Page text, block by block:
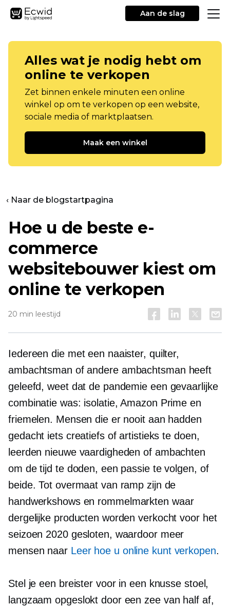
Aan de slag
Alles wat je nodig hebt om
online te verkopen
Zet binnen enkele minuten een online
winkel op om te verkopen op een website,
sociale media of marktplaatsen.
Maak een winkel
‹ Naar de blogstartpagina
Hoe u de beste e-
commerce
websitebouwer kiest om
online te verkopen
20 min leestijd
Iedereen die met een naaister, quilter,
ambachtsman of andere ambachtsman heeft
geleefd, weet dat de pandemie een gevaarlijke
combinatie was: isolatie, Amazon Prime en
friemelen. Mensen die er nooit aan hadden
gedacht iets creatiefs of artistieks te doen,
leerden nieuwe vaardigheden of ambachten
om de tijd te doden, een passie te volgen, of
beide. Tot overmaat van ramp zijn de
handwerkshows en rommelmarkten waar
dergelijke producten worden verkocht voor het
seizoen 2020 gesloten, waardoor meer
mensen naar Leer hoe u online kunt verkopen.
Stel je een breister voor in een knusse stoel,
langzaam opgeslokt door een zee van half af,